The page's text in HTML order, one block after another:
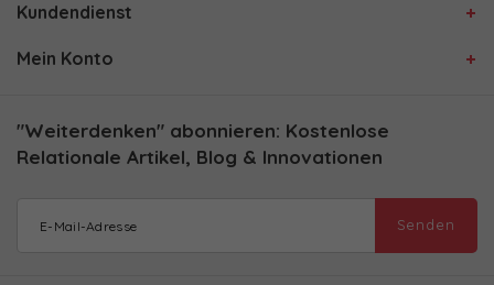
Kundendienst
Mein Konto
"Weiterdenken" abonnieren: Kostenlose
Relationale Artikel, Blog & Innovationen
Senden